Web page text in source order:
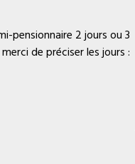
pensionnaire 2 jours ou 3
de préciser les jours :